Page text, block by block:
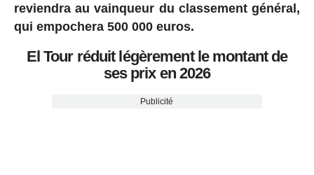
reviendra au vainqueur du classement général,
qui empochera 500 000 euros.
El Tour réduit légèrement le montant de
ses prix en 2026
Publicité